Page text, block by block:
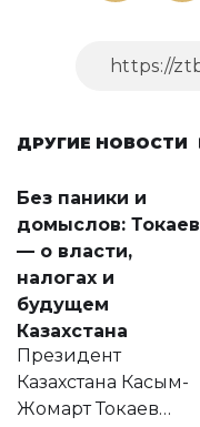
ДРУГИЕ НОВОСТИ
Без паники и
домыслов: Токаев
— о власти,
налогах и
будущем
Казахстана
Президент
Казахстана Касым-
Жомарт Токаев